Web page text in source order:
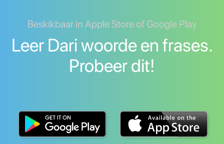
Beskikbaar in Apple Store of Google Play
Leer Dari woorde en frases.
Probeer dit!